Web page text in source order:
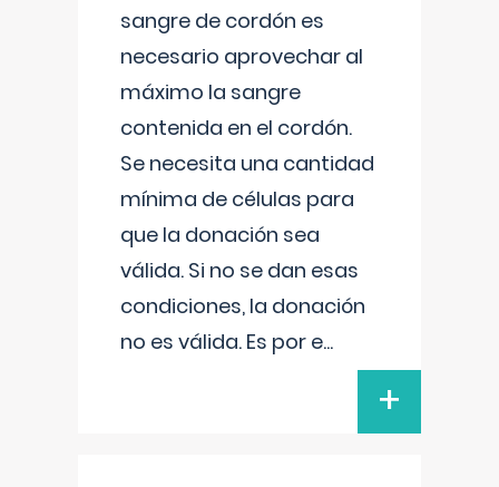
sangre de cordón es
necesario aprovechar al
máximo la sangre
contenida en el cordón.
Se necesita una cantidad
mínima de células para
que la donación sea
válida. Si no se dan esas
condiciones, la donación
no es válida. Es por e...
+